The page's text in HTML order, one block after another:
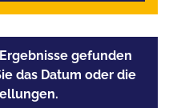
gefunden
das Datum oder die